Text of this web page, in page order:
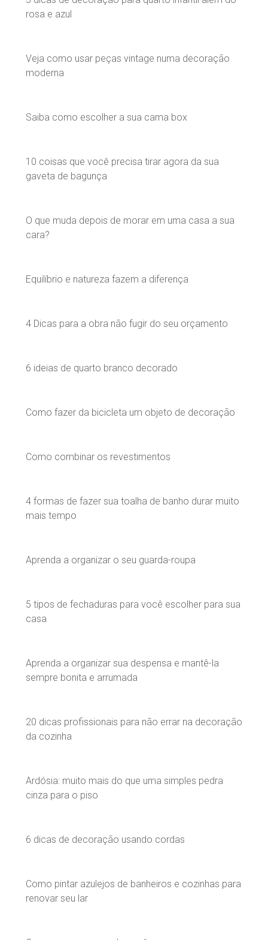
rosa e azul
Veja como usar peças vintage numa decoração
moderna
Saiba como escolher a sua cama box
10 coisas que você precisa tirar agora da sua
gaveta de bagunça
O que muda depois de morar em uma casa a sua
cara?
Equilíbrio e natureza fazem a diferença
4 Dicas para a obra não fugir do seu orçamento
6 ideias de quarto branco decorado
Como fazer da bicicleta um objeto de decoração
Como combinar os revestimentos
4 formas de fazer sua toalha de banho durar muito
mais tempo
Aprenda a organizar o seu guarda-roupa
5 tipos de fechaduras para você escolher para sua
casa
Aprenda a organizar sua despensa e mantê-la
sempre bonita e arrumada
20 dicas profissionais para não errar na decoração
da cozinha
Ardósia: muito mais do que uma simples pedra
cinza para o piso
6 dicas de decoração usando cordas
Como pintar azulejos de banheiros e cozinhas para
renovar seu lar